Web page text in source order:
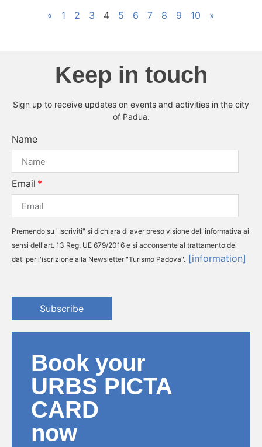
« 1 2 3 4 5 6 7 8 9 10 »
Keep in touch
Sign up to receive updates on events and activities in the city
of Padua.
Name
Email
Premendo su "Iscriviti" si dichiara di aver preso visione dell'informativa ai
sensi dell'art. 13 Reg. UE 679/2016 e si acconsente al trattamento dei
dati per l'iscrizione alla Newsletter "Turismo Padova". [information]
Subscribe
Book your
URBS PICTA
CARD
now